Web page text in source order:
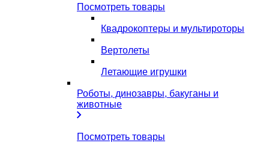
Посмотреть товары
Квадрокоптеры и мультироторы
Вертолеты
Летающие игрушки
Роботы, динозавры, бакуганы и
животные
Посмотреть товары